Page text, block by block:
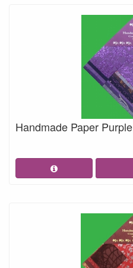
Handmade Paper Purple